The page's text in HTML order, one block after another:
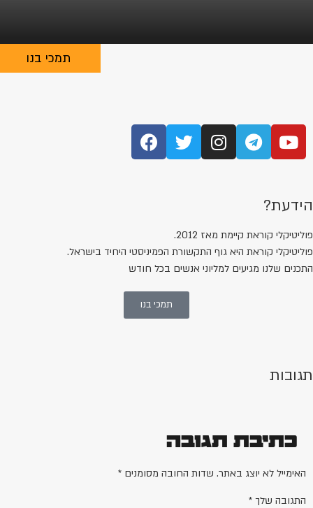
תמכי בנו
הידעת?
פוליטיקלי קוראת קיימת מאז 2012.
פוליטיקלי קוראת היא גוף התקשורת הפמיניסטי היחיד בישראל.
התכנים שלנו מגיעים למליוני אנשים בכל חודש
תמכי בנו
תגובות
כתיבת תגובה
האימייל לא יוצג באתר. שדות החובה מסומנים *
התגובה שלך *